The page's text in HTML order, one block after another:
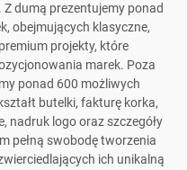
dumą prezentujemy ponad
obejmujących klasyczne,
projekty, które
marek. Poza
ponad 600 możliwych
butelki, fakturę korka,
nadruk logo oraz szczegóły
pełną swobodę tworzenia
ich unikalną